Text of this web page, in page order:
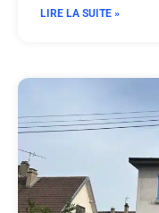
LIRE LA SUITE »